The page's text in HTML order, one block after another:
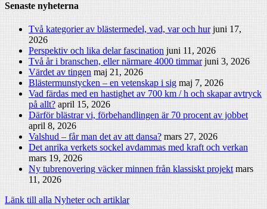
Senaste nyheterna
Två kategorier av blästermedel, vad, var och hur juni 17,
2026
Perspektiv och lika delar fascination juni 11, 2026
Två år i branschen, eller närmare 4000 timmar juni 3, 2026
Värdet av tingen maj 21, 2026
Blästermunstycken – en vetenskap i sig maj 7, 2026
Vad färdas med en hastighet av 700 km / h och skapar avtryck
på allt? april 15, 2026
Därför blästrar vi, förbehandlingen är 70 procent av jobbet
april 8, 2026
Valshud – får man det av att dansa? mars 27, 2026
Det anrika verkets sockel avdammas med kraft och verkan
mars 19, 2026
Ny tubrenovering väcker minnen från klassiskt projekt mars
11, 2026
Länk till alla Nyheter och artiklar